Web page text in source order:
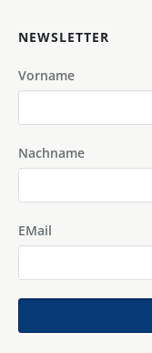
NEWSLETTER
Vorname
Nachname
EMail